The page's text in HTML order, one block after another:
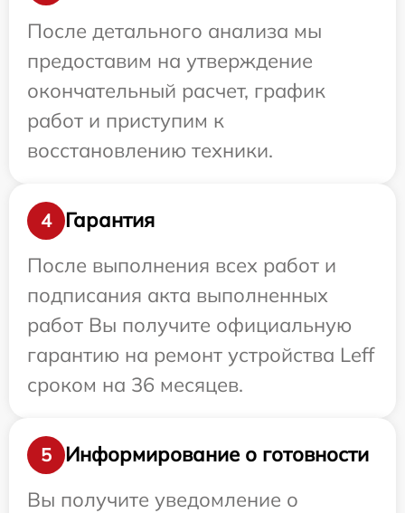
После детального анализа мы
предоставим на утверждение
окончательный расчет, график
работ и приступим к
восстановлению техники.
4
Гарантия
После выполнения всех работ и
подписания акта выполненных
работ Вы получите официальную
гарантию на ремонт устройства Leff
сроком на 36 месяцев.
5
Информирование о готовности
Вы получите уведомление о